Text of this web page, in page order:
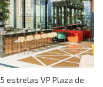
estrelas VP Plaza de